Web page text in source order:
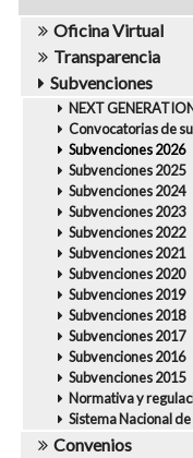
Oficina Virtual
Transparencia
Subvenciones
NEXT
Convocatorias de
Subvenciones 2026
Subvenciones 2025
Subvenciones 2024
Subvenciones 2023
Subvenciones 2022
Subvenciones 2021
Subvenciones 2020
Subvenciones 2019
Subvenciones 2018
Subvenciones 2017
Subvenciones 2016
Subvenciones 2015
Normativa y
Sistema Nacional
Convenios